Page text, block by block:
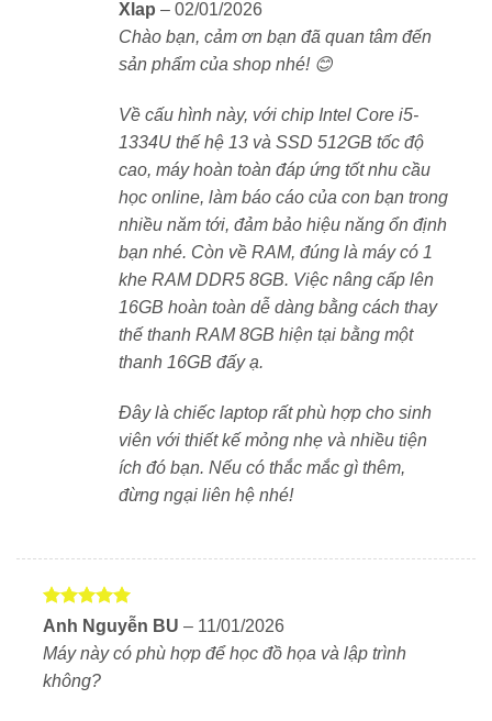
Webcam Full HD, âm thanh rõ – học và họp online
hiệu quả
Pin dùng lâu, sạc nhanh – đồng hành cả ngày
không gián đoạn
Bàn phím đèn nền, cảm biến vân tay – tăng tiện ích
Hàng chính hãng, dễ dàng bảo hành và nâng cấp
Ảnh thực tế
Xlap – 02/01/2026
Chào bạn, cảm ơn bạn đã quan tâm đến
sản phẩm của shop nhé! 😊
Về cấu hình này, với chip Intel Core i5-
1334U thế hệ 13 và SSD 512GB tốc độ
cao, máy hoàn toàn đáp ứng tốt nhu cầu
học online, làm báo cáo của con bạn trong
nhiều năm tới, đảm bảo hiệu năng ổn định
bạn nhé. Còn về RAM, đúng là máy có 1
khe RAM DDR5 8GB. Việc nâng cấp lên
16GB hoàn toàn dễ dàng bằng cách thay
thế thanh RAM 8GB hiện tại bằng một
thanh 16GB đấy ạ.
Đây là chiếc laptop rất phù hợp cho sinh
viên với thiết kế mỏng nhẹ và nhiều tiện
ích đó bạn. Nếu có thắc mắc gì thêm,
đừng ngại liên hệ nhé!
Được xếp
5
sao
Anh Nguyễn BU – 11/01/2026
Máy này có phù hợp để học đồ họa và lập trình
không?